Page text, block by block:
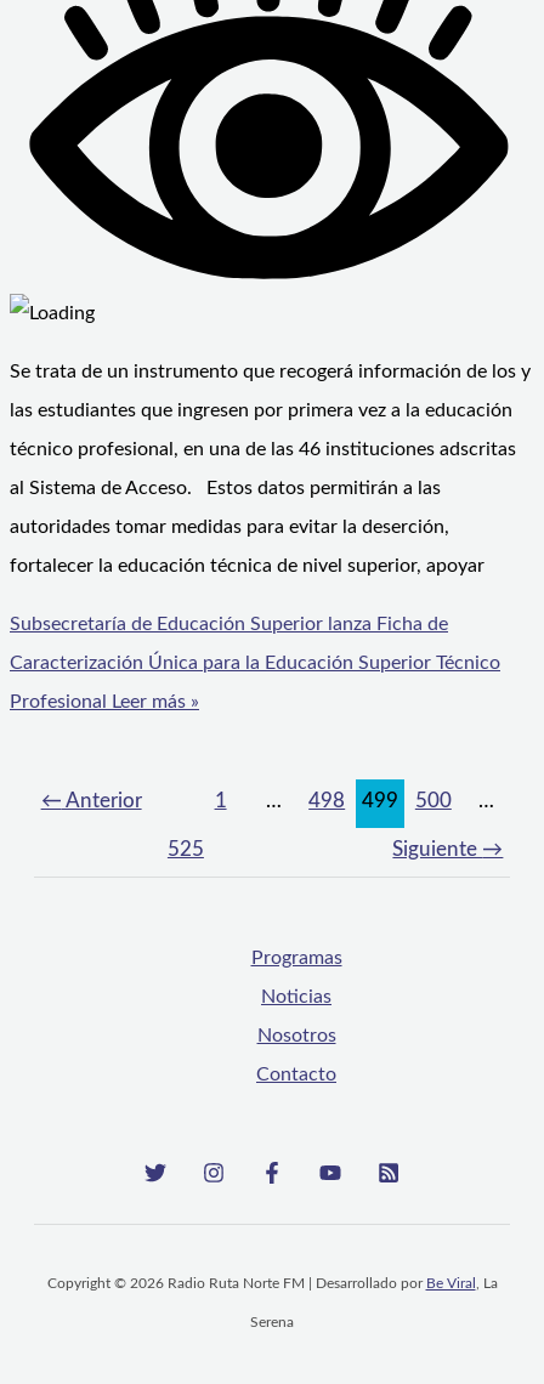
Se trata de un instrumento que recogerá información de los y
las estudiantes que ingresen por primera vez a la educación
técnico profesional, en una de las 46 instituciones adscritas
al Sistema de Acceso. Estos datos permitirán a las
autoridades tomar medidas para evitar la deserción,
fortalecer la educación técnica de nivel superior, apoyar
Subsecretaría de Educación Superior lanza Ficha de
Caracterización Única para la Educación Superior Técnico
Profesional
Leer más »
← Anterior 1 … 498 499 500 …
525 Siguiente →
Programas
Noticias
Nosotros
Contacto
Copyright © 2026 Radio Ruta Norte FM | Desarrollado por Be Viral , La
Serena